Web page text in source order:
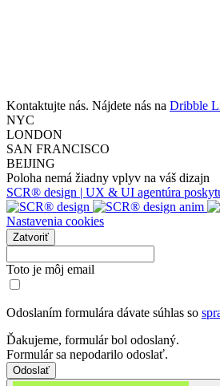
Kontaktujte nás. Nájdete nás na Dribble
NYC
LONDON
SAN FRANCISCO
BEIJING
Poloha nemá žiadny vplyv na váš dizajn
SCR® design | UX & UI agentúra
Nastavenia cookies
Zatvoriť
Toto je môj email
Odoslaním formulára dávate súhlas so
Ďakujeme, formulár bol odoslaný.
Formulár sa nepodarilo odoslať.